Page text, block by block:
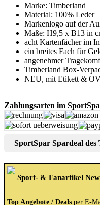
Marke: Timberland
Material: 100% Leder
Markenlogo auf der
Maße: H9,5 x B13 in
acht Kartenfächer im
ein breites Fach für
angenehmer
Timberland Box-
NEU, mit Etikett &
Zahlungsarten im
SportSpar Spardeal des
Sport- & Fanartikel
Top Angebote / Deals per E-